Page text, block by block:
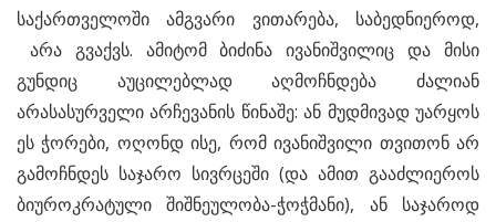
საქართველოში ამგვარი ვითარება, საბედნიეროდ,
არა გვაქვს. ამიტომ ბიძინა ივანიშვილიც და მისი
გუნდიც აუცილებლად აღმოჩნდება ძალიან
არასასურველი არჩევანის წინაშე: ან მუდმივად უარყოს
ეს ჭორები, ოღონდ ისე, რომ ივანიშვილი თვითონ არ
გამოჩნდეს საჯარო სივრცეში (და ამით გააძლიეროს
ბიუროკრატული შიშნეულობა-ჭოჭმანი), ან საჯაროდ